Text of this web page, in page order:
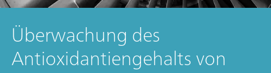
Überwachung des
Antioxidantiengehalts von